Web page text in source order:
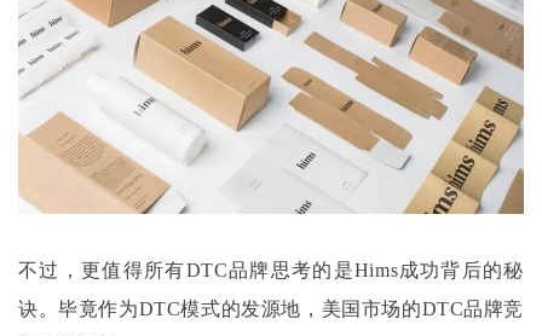
不过，更值得所有DTC品牌思考的是Hims成功背后的秘
诀。毕竟作为DTC模式的发源地，美国市场的DTC品牌竞